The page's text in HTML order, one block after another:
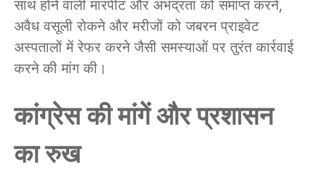
साथ होने वाली मारपीट और अभद्रता को समाप्त करने,
अवैध वसूली रोकने और मरीजों को जबरन प्राइवेट
अस्पतालों में रेफर करने जैसी समस्याओं पर तुरंत कार्रवाई
करने की मांग की।
कांग्रेस की मांगें और प्रशासन
का रुख